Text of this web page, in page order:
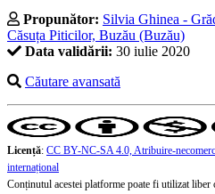
Propunător: Silvia Ghinea -
Căsuța Piticilor, Buzău (Buzău)
Data validării: 30 iulie 2020
Căutare avansată
Licență: CC BY-NC-SA 4.0, Atribuire-
internațional
Conținutul acestei platforme poate fi utilizat